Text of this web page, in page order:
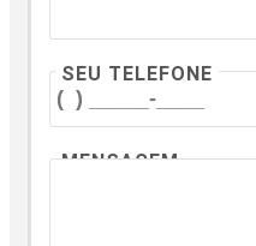
SEU TELEFONE
MENSAGEM